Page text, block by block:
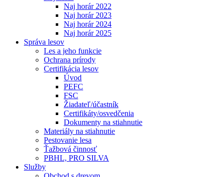
Naj horár 2022
Naj horár 2023
Naj horár 2024
Naj horár 2025
Správa lesov
Les a jeho funkcie
Ochrana prírody
Certifikácia lesov
Úvod
PEFC
FSC
Žiadateľ/účastník
Certifikáty/osvedčenia
Dokumenty na stiahnutie
Materiály na stiahnutie
Pestovanie lesa
Ťažbová činnosť
PBHL, PRO SILVA
Služby